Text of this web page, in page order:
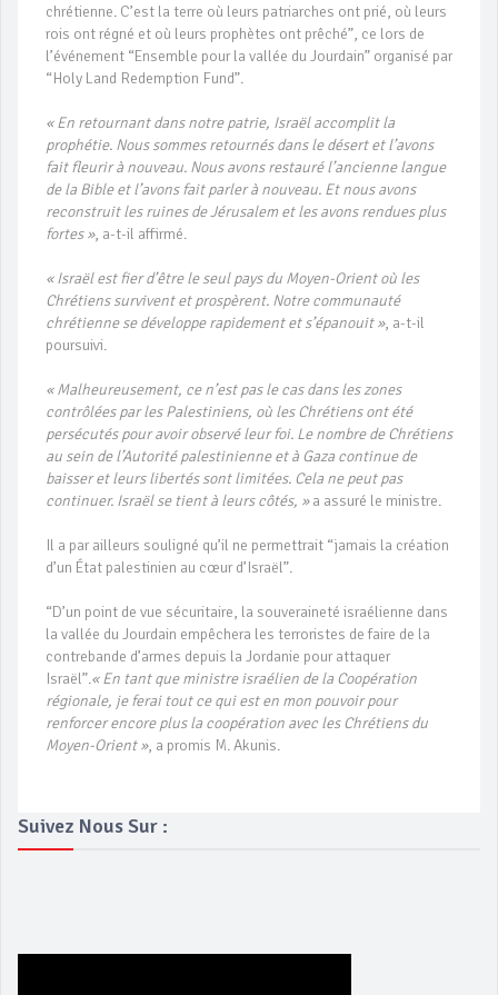
chrétienne. C’est la terre où leurs patriarches ont prié, où leurs
rois ont régné et où leurs prophètes ont prêché”, ce lors de
l’événement “Ensemble pour la vallée du Jourdain” organisé par
“Holy Land Redemption Fund”.
« En retournant dans notre patrie, Israël accomplit la
prophétie. Nous sommes retournés dans le désert et l’avons
fait fleurir à nouveau. Nous avons restauré l’ancienne langue
de la Bible et l’avons fait parler à nouveau. Et nous avons
reconstruit les ruines de Jérusalem et les avons rendues plus
fortes », a-t-il affirmé.
« Israël est fier d’être le seul pays du Moyen-Orient où les
Chrétiens survivent et prospèrent. Notre communauté
chrétienne se développe rapidement et s’épanouit », a-t-il
poursuivi.
« Malheureusement, ce n’est pas le cas dans les zones
contrôlées par les Palestiniens, où les Chrétiens ont été
persécutés pour avoir observé leur foi. Le nombre de Chrétiens
au sein de l’Autorité palestinienne et à Gaza continue de
baisser et leurs libertés sont limitées. Cela ne peut pas
continuer. Israël se tient à leurs côtés, »a assuré le ministre.
Il a par ailleurs souligné qu’il ne permettrait “jamais la création
d’un État palestinien au cœur d’Israël”.
“D’un point de vue sécuritaire, la souveraineté israélienne dans
la vallée du Jourdain empêchera les terroristes de faire de la
contrebande d’armes depuis la Jordanie pour attaquer
Israël”.« En tant que ministre israélien de la Coopération
régionale, je ferai tout ce qui est en mon pouvoir pour
renforcer encore plus la coopération avec les Chrétiens du
Moyen-Orient », a promis M. Akunis.
Suivez Nous Sur :